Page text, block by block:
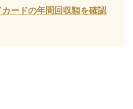
ードの年間回収額を確認